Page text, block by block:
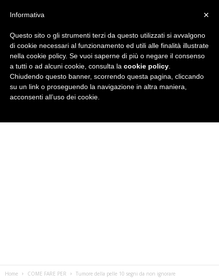
i
Home COME FARE PER Tumore della pelle 10 segni da non ignorare
×
Informativa
Questo sito o gli strumenti terzi da questo utilizzati si avvalgono
di cookie necessari al funzionamento ed utili alle finalità illustrate
nella cookie policy. Se vuoi saperne di più o negare il consenso
a tutti o ad alcuni cookie, consulta la cookie policy
Chiudendo questo banner, scorrendo questa pagina, cliccando
su un link o proseguendo la navigazione in altra maniera,
acconsenti all’uso dei cookie.